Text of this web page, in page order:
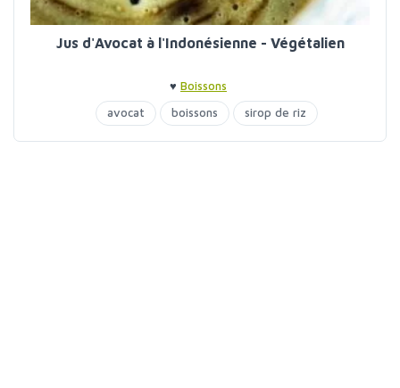
Jus d'Avocat à l'Indonésienne - Végétalien
♥ Boissons
avocat
boissons sirop de riz